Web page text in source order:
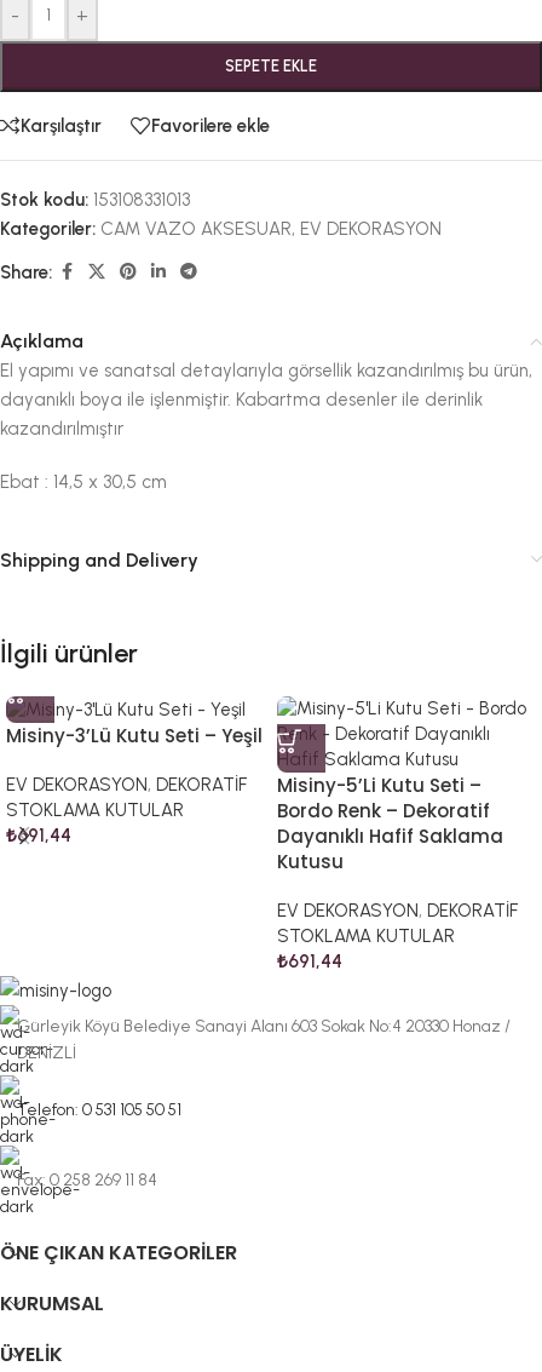
- +
SEPETE EKLE
Karşılaştır Favorilere ekle
Stok kodu: 153108331013
Kategoriler: CAM VAZO AKSESUAR, EV DEKORASYON
Share:
Açıklama
El yapımı ve sanatsal detaylarıyla görsellik kazandırılmış bu ürün,
dayanıklı boya ile işlenmiştir. Kabartma desenler ile derinlik
kazandırılmıştır
Ebat : 14,5 x 30,5 cm
Shipping and Delivery
İlgili ürünler
Misiny-3’Lü Kutu Seti – Yeşil
EV DEKORASYON, DEKORATİF
STOKLAMA KUTULAR
₺691,44
Misiny-5’Li Kutu Seti –
Bordo Renk – Dekoratif
Dayanıklı Hafif Saklama
Kutusu
EV DEKORASYON, DEKORATİF
STOKLAMA KUTULAR
₺691,44
Gürleyik Köyü Belediye Sanayi Alanı 603 Sokak No:4 20330 Honaz /
DENİZLİ
Telefon: 0 531 105 50 51
Fax: 0 258 269 11 84
ÖNE ÇIKAN KATEGORILER
KURUMSAL
ÜYELIK